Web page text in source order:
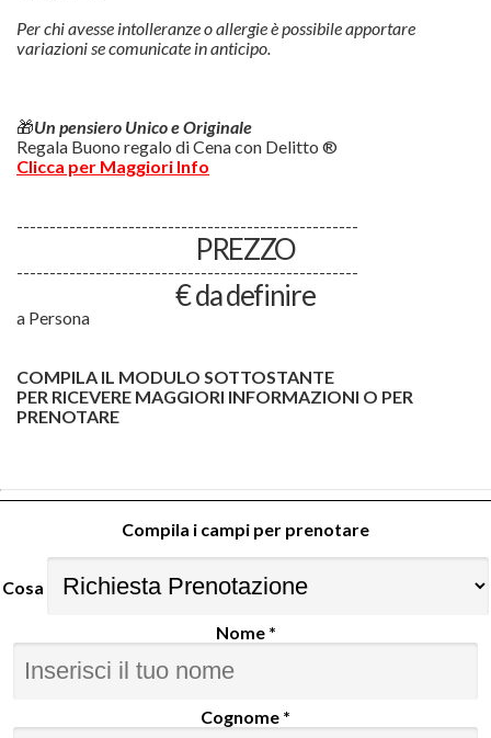
Per chi avesse intolleranze o allergie è possibile apportare
variazioni se comunicate in anticipo.
🎁Un pensiero Unico e Originale
Regala Buono regalo di Cena con Delitto ®
Clicca per Maggiori Info
----------------------------------------------------
PREZZO
----------------------------------------------------
€ da definire
a Persona
COMPILA IL MODULO SOTTOSTANTE
PER RICEVERE MAGGIORI INFORMAZIONI O PER
PRENOTARE
Compila i campi per prenotare
Cosa
Nome *
Cognome *